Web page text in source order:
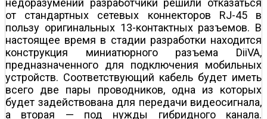
недоразумений разработчики решили отказаться
от стандартных сетевых коннекторов RJ-45 в
пользу оригинальных 13-контактных разъемов. В
настоящее время в стадии разработки находится
конструкция миниатюрного разъема DiiVA,
предназначенного для подключения мобильных
устройств. Соответствующий кабель будет иметь
всего две пары проводников, одна из которых
будет задействована для передачи видеосигнала,
а вторая — под нужды гибридного канала.